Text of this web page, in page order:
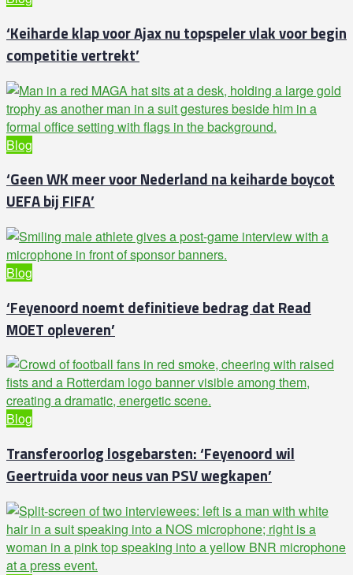
‘Keiharde klap voor Ajax nu topspeler vlak voor begin
competitie vertrekt’
Blog
‘Geen WK meer voor Nederland na keiharde boycot
UEFA bij FIFA’
Blog
‘Feyenoord noemt definitieve bedrag dat Read
MOET opleveren’
Blog
Transferoorlog losgebarsten: ‘Feyenoord wil
Geertruida voor neus van PSV wegkapen’